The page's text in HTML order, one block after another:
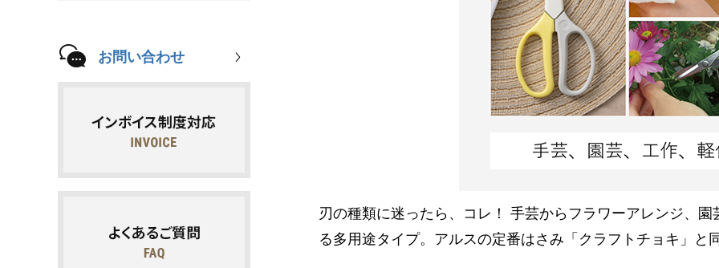
お問い合わせ
刃の種類に迷ったら、コレ！ 手芸からフラワーアレンジ、
る多用途タイプ。アルスの定番はさみ「クラフトチョキ」と